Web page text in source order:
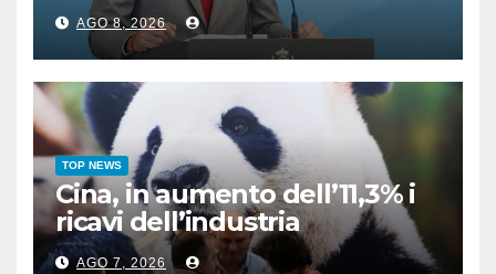
AGO 8, 2026
TOP NEWS
Cina, in aumento dell’11,3% i
ricavi dell’industria
pubblicitaria
AGO 7, 2026